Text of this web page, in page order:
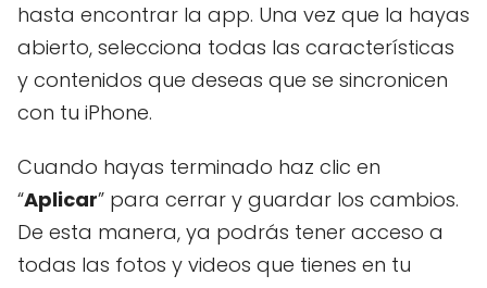
hasta encontrar la app. Una vez que la hayas
abierto, selecciona todas las características
y contenidos que deseas que se sincronicen
con tu iPhone.
Cuando hayas terminado haz clic en
“Aplicar” para cerrar y guardar los cambios.
De esta manera, ya podrás tener acceso a
todas las fotos y videos que tienes en tu